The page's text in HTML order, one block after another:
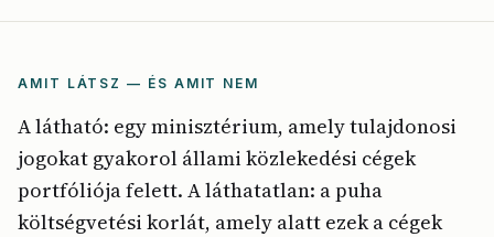
AMIT LÁTSZ — ÉS AMIT NEM
A látható: egy minisztérium, amely tulajdonosi
jogokat gyakorol állami közlekedési cégek
portfóliója felett. A láthatatlan: a puha
költségvetési korlát, amely alatt ezek a cégek